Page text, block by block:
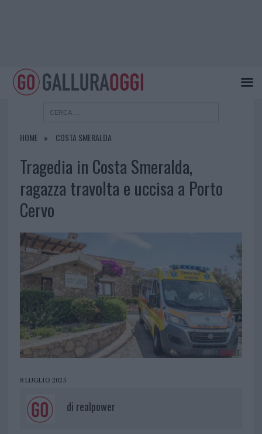
HOME COSTA SMERALDA
Tragedia in Costa Smeralda,
ragazza travolta e uccisa a Porto
Cervo
8 LUGLIO 2025
di realpower